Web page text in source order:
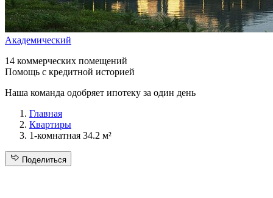
Академический
14 коммерческих помещений
Помощь с кредитной историей
Наша команда одобряет ипотеку за один день
Главная
Квартиры
1-комнатная 34.2 м²
Поделиться